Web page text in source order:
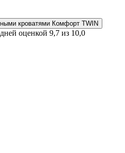
кроватями Комфорт TWIN
оценкой 9,7 из 10,0